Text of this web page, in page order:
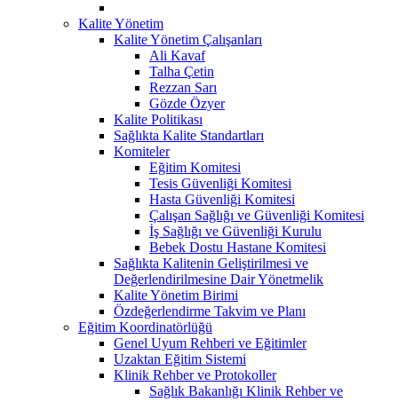
Kalite Yönetim
Kalite Yönetim Çalışanları
Ali Kavaf
Talha Çetin
Rezzan Sarı
Gözde Özyer
Kalite Politikası
Sağlıkta Kalite Standartları
Komiteler
Eğitim Komitesi
Tesis Güvenliği Komitesi
Hasta Güvenliği Komitesi
Çalışan Sağlığı ve Güvenliği Komitesi
İş Sağlığı ve Güvenliği Kurulu
Bebek Dostu Hastane Komitesi
Sağlıkta Kalitenin Geliştirilmesi ve
Değerlendirilmesine Dair Yönetmelik
Kalite Yönetim Birimi
Özdeğerlendirme Takvim ve Planı
Eğitim Koordinatörlüğü
Genel Uyum Rehberi ve Eğitimler
Uzaktan Eğitim Sistemi
Klinik Rehber ve Protokoller
Sağlık Bakanlığı Klinik Rehber ve